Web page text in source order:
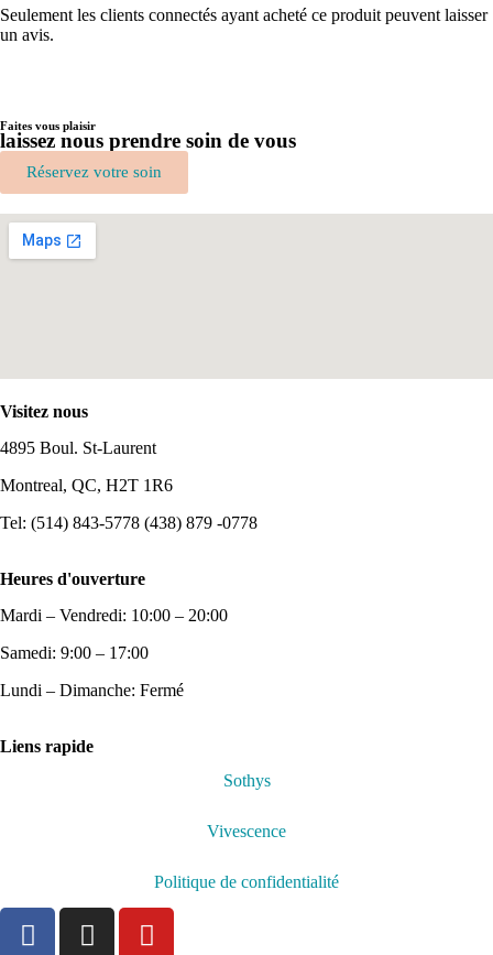
Seulement les clients connectés ayant acheté ce produit peuvent laisser
un avis.
Faites vous plaisir
laissez nous prendre soin de vous
Réservez votre soin
Visitez nous
4895 Boul. St-Laurent
Montreal, QC, H2T 1R6
Tel: (514) 843-5778 (438) 879 -0778
Heures d'ouverture
Mardi – Vendredi: 10:00 – 20:00
Samedi: 9:00 – 17:00
Lundi – Dimanche: Fermé
Liens rapide
Sothys
Vivescence
Politique de confidentialité